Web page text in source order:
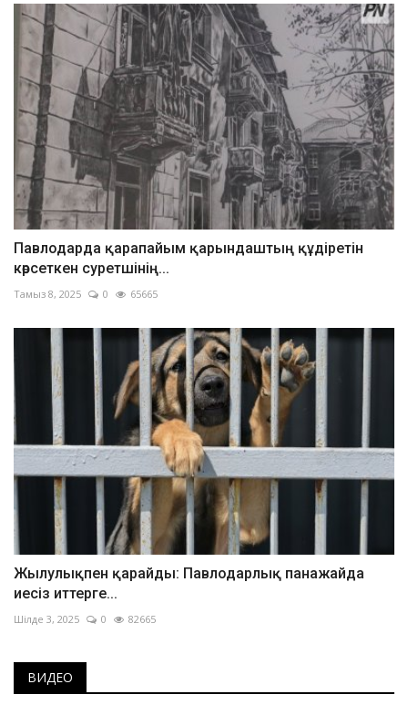
Павлодарда қарапайым қарындаштың құдіретін
көрсеткен суретшінің...
Тамыз 8, 2025 0 65665
Жылулықпен қарайды: Павлодарлық панажайда
иесіз иттерге...
Шілде 3, 2025 0 82665
ВИДЕО